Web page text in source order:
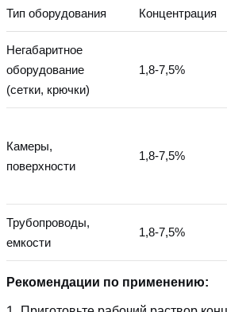
Тип оборудования Концентрация
Негабаритное
оборудование
(сетки, крючки)
1,8-7,5%
Камеры,
поверхности
1,8-7,5%
Трубопроводы,
емкости
1,8-7,5%
Рекомендации по применению: